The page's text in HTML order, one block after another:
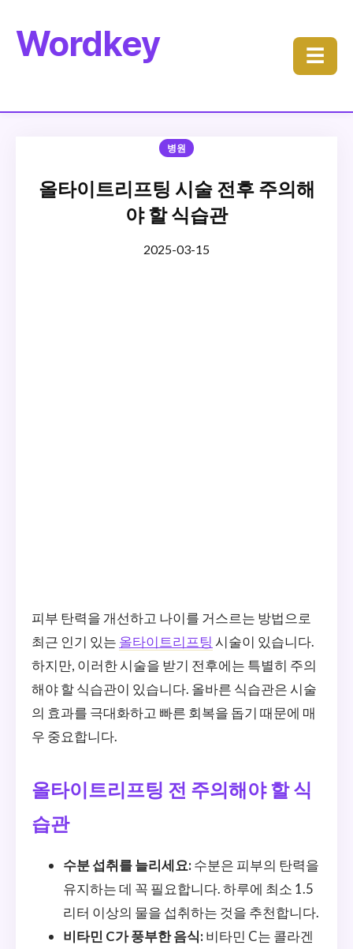
Wordkey ☰
병원
올타이트리프팅 시술 전후 주의해
야 할 식습관
2025-03-15
피부 탄력을 개선하고 나이를 거스르는 방법으로
최근 인기 있는 올타이트리프팅 시술이 있습니다.
하지만, 이러한 시술을 받기 전후에는 특별히 주의
해야 할 식습관이 있습니다. 올바른 식습관은 시술
의 효과를 극대화하고 빠른 회복을 돕기 때문에 매
우 중요합니다.
올타이트리프팅 전 주의해야 할 식
습관
수분 섭취를 늘리세요: 수분은 피부의 탄력을
유지하는 데 꼭 필요합니다. 하루에 최소 1.5
리터 이상의 물을 섭취하는 것을 추천합니다.
비타민 C가 풍부한 음식: 비타민 C는 콜라겐